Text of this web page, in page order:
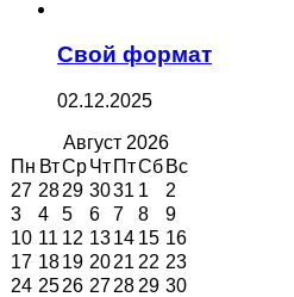
Свой формат
02.12.2025
Август 2026
Пн ВтСрЧт ПтСб Вс
27 2829 3031 1
2
3
4 5 6 7 8
9
10 11 12 1314 15 16
17 1819 2021 22 23
24 2526 2728 29 30